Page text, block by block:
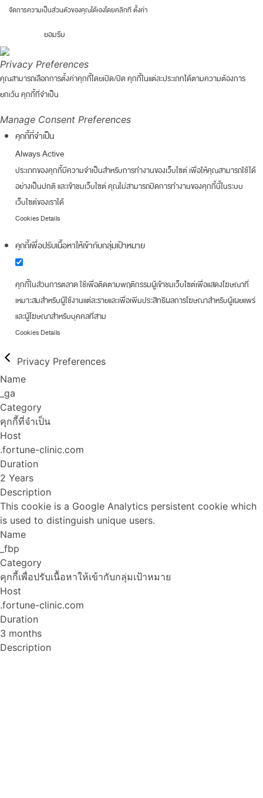
จัดการความเป็นส่วนตัวของคุณได้เองโดยคลิกที่ตั้งค่า
ยอมรับ
Privacy Preferences
คุณสามารถเลือกการตั้งค่าคุกกี้โดยเปิด/ปิด คุกกี้ในแต่ละประเภทได้ตามความต้องการ
ยกเว้น คุกกี้ที่จำเป็น
Manage Consent Preferences
คุกกี้ที่จำเป็น
Always Active
ประเภทของคุกกี้มีความจำเป็นสำหรับการทำงานของเว็บไซต์ เพื่อให้คุณสามารถใช้ได้
อย่างเป็นปกติ และเข้าชมเว็บไซต์ คุณไม่สามารถปิดการทำงานของคุกกี้นี้ในระบบ
เว็บไซต์ของเราได้
Cookies Details
คุกกี้เพื่อปรับเนื้อหาให้เข้ากับกลุ่มเป้าหมาย
คุกกี้ในส่วนการตลาด ใช้เพื่อติดตามพฤติกรรมผู้เข้าชมเว็บไซต์เพื่อแสดงโฆษณาที่
เหมาะสมสำหรับผู้ใช้งานแต่ละรายและเพื่อเพิ่มประสิทธิผลการโฆษณาสำหรับผู้เผยแพร่
และผู้โฆษณาสำหรับบุคคลที่สาม
Cookies Details
Privacy Preferences
Name
_ga
Category
คุกกี้ที่จำเป็น
Host
.fortune-clinic.com
Duration
2 Years
Description
This cookie is a Google Analytics persistent cookie which
is used to distinguish unique users.
Name
_fbp
Category
คุกกี้เพื่อปรับเนื้อหาให้เข้ากับกลุ่มเป้าหมาย
Host
.fortune-clinic.com
Duration
3 months
Description